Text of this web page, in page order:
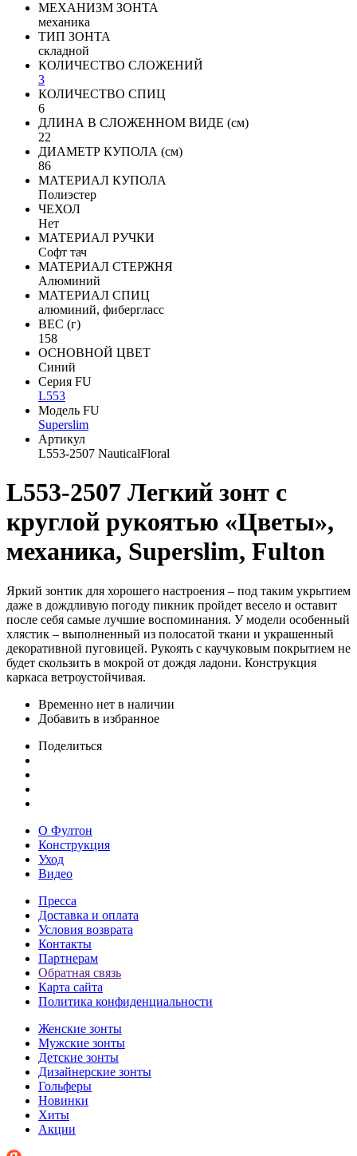
МЕХАНИЗМ ЗОНТА
механика
ТИП ЗОНТА
складной
КОЛИЧЕСТВО СЛОЖЕНИЙ
3
КОЛИЧЕСТВО СПИЦ
6
ДЛИНА В СЛОЖЕННОМ ВИДЕ (см)
22
ДИАМЕТР КУПОЛА (см)
86
МАТЕРИАЛ КУПОЛА
Полиэстер
ЧЕХОЛ
Нет
МАТЕРИАЛ РУЧКИ
Софт тач
МАТЕРИАЛ СТЕРЖНЯ
Алюминий
МАТЕРИАЛ СПИЦ
алюминий, фибергласс
ВЕС (г)
158
ОСНОВНОЙ ЦВЕТ
Синий
Серия FU
L553
Модель FU
Superslim
Артикул
L553-2507 NauticalFloral
L553-2507 Легкий зонт с
круглой рукоятью «Цветы»,
механика, Superslim, Fulton
Яркий зонтик для хорошего настроения – под таким укрытием
даже в дождливую погоду пикник пройдет весело и оставит
после себя самые лучшие воспоминания. У модели особенный
хлястик – выполненный из полосатой ткани и украшенный
декоративной пуговицей. Рукоять с каучуковым покрытием не
будет скользить в мокрой от дождя ладони. Конструкция
каркаса ветроустойчивая.
Временно нет в наличии
Добавить в избранное
Поделиться
О Фултон
Конструкция
Уход
Видео
Пресса
Доставка и оплата
Условия возврата
Контакты
Партнерам
Обратная связь
Карта сайта
Политика конфиденциальности
Женские зонты
Мужские зонты
Детские зонты
Дизайнерские зонты
Гольферы
Новинки
Хиты
Акции